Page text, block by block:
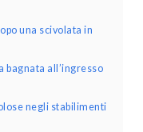
una scivolata in
bagnata all’ingresso
negli stabilimenti